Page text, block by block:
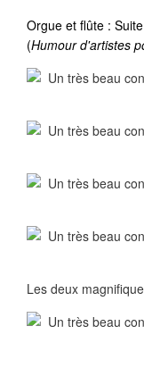
Orgue et flûte :
(Humour d'artistes
Les deux